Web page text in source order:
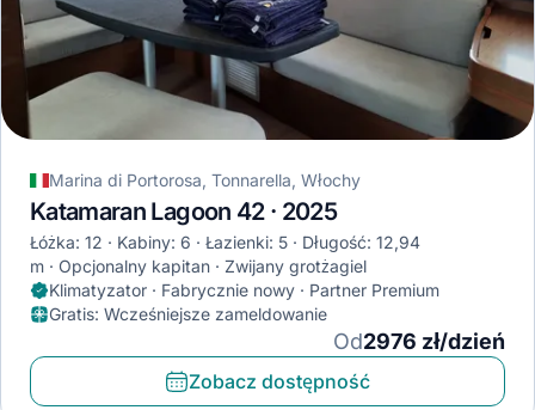
Marina di Portorosa, Tonnarella, Włochy
Katamaran Lagoon 42 · 2025
Łóżka: 12 Kabiny: 6 Łazienki: 5
Długość: 12,94
m
Opcjonalny kapitan
Zwijany grotżagiel
Klimatyzator · Fabrycznie nowy · Partner Premium
Gratis: Wcześniejsze zameldowanie
Od2976 zł/dzień
Zobacz dostępność